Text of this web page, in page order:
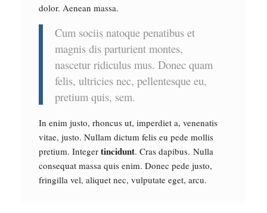
dolor. Aenean massa.
Cum sociis natoque penatibus et
magnis dis parturient montes,
nascetur ridiculus mus. Donec quam
felis, ultricies nec, pellentesque eu,
pretium quis, sem.
In enim justo, rhoncus ut, imperdiet a, venenatis
vitae, justo. Nullam dictum felis eu pede mollis
pretium. Integer tincidunt. Cras dapibus. Nulla
consequat massa quis enim. Donec pede justo,
fringilla vel, aliquet nec, vulputate eget, arcu.